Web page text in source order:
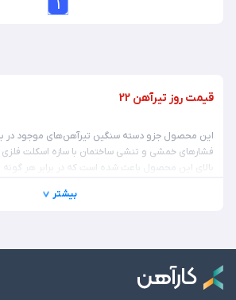
1
قیمت روز تیرآهن 22
این محصول جزو دسته سنگین تیرآهن‌های موجود در
فشارهای خمشی و تنشی ساختمان با سازه اسکلت فلزی
بالای این محصول باعث شده است که در برابر هر گونه
تعیین می‌شود. عوامل دیگری نیز بر قیمت آن اثرگذار
قیمت مشخص را برای این محصول در نظر گرفت. برای
، سایت کارآهن را دنبال کنید.
بیشتر